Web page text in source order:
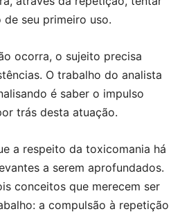
seu primeiro uso.
ocorra, o sujeito precisa
O trabalho do analista
é saber o impulso
trás desta atuação.
a respeito da toxicomania há
a serem aprofundados.
conceitos que merecem ser
a compulsão à repetição